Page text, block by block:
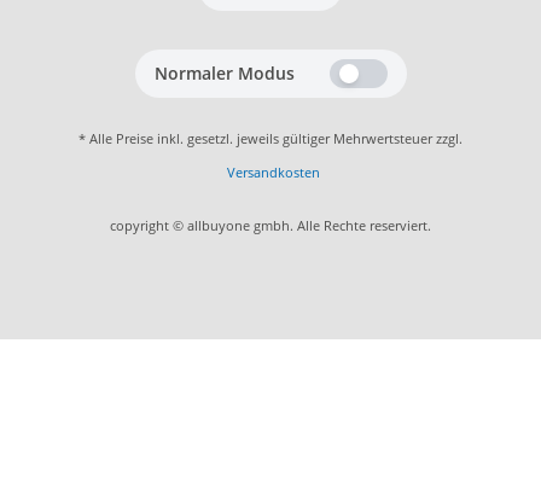
Normaler Modus
* Alle Preise inkl. gesetzl. jeweils gültiger Mehrwertsteuer zzgl.
Versandkosten
copyright © allbuyone gmbh. Alle Rechte reserviert.